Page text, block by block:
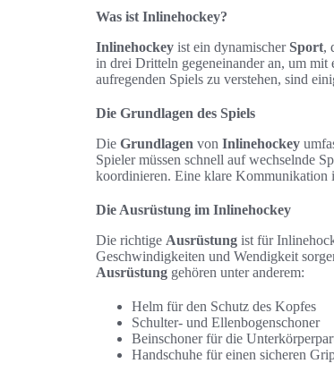
Was ist Inlinehockey?
Inlinehockey ist ein dynamischerSport,
in drei Dritteln gegeneinander an, um
aufregenden Spiels zu verstehen, sind
Die Grundlagen des Spiels
Die Grundlagen von Inlinehockey
Spieler müssen schnell auf wechselnde
koordinieren. Eine klare Kommunikation
Die Ausrüstung im Inlinehockey
Die richtige Ausrüstung ist für
Geschwindigkeiten und Wendigkeit
Ausrüstung gehören unter anderem:
Helm für den Schutz des Kopfes
Schulter- und Ellenbogenschoner
Beinschoner für die
Handschuhe für einen sicheren